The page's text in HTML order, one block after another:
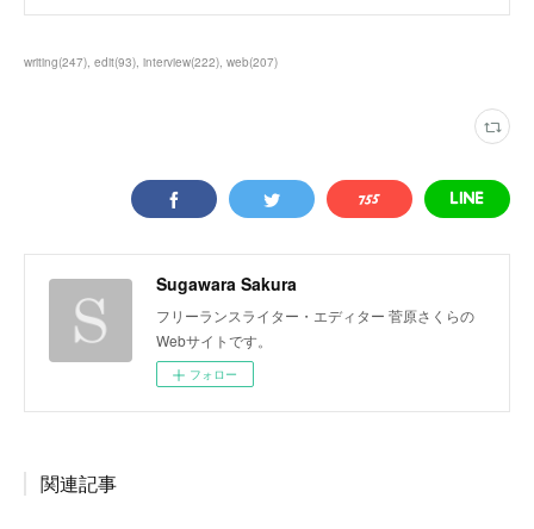
writing(247) edit(93) interview(222) web(207)
Sugawara Sakura
フリーランスライター・エディター 菅原さくらの
Webサイトです。
フォロー
関連記事